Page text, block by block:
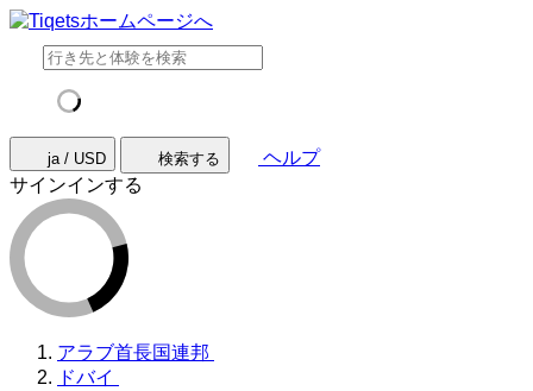
ja / USD 検索する
ヘルプ
サインインする
アラブ首長国連邦
ドバイ